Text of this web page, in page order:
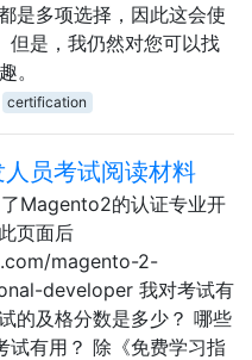
是多项选择，因此这会使
但是，我仍然对您可以找
。
certification
员考试阅读材料
Magento2的认证专业开
页面后
magento-2-
developer 我对考试有
的及格分数是多少？ 哪些
试有用？ 除《免费学习指